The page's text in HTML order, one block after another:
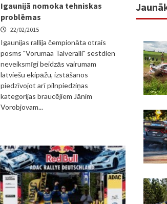
Igaunijā nomoka tehniskas
problēmas
22/02/2015
Igaunijas rallija čempionāta otrais
posms "Vorumaa Talveralli" sestdien
neveiksmīgi beidzās vairumam
latviešu ekipāžu, izstāšanos
piedzīvojot arī pilnpiedziņas
kategorijas braucējiem Jānim
Vorobjovam...